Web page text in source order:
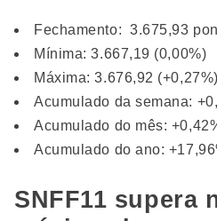
Fechamento: 3.675,93
Mínima: 3.667,19 (0,00%)
Máxima: 3.676,92 (+0,27%)
Acumulado da semana:
Acumulado do mês:
Acumulado do ano:
SNFF11 supera